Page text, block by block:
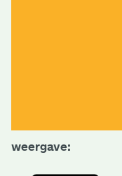
weergave: